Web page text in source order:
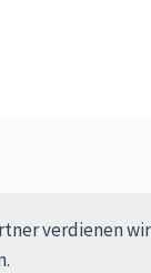
verdienen